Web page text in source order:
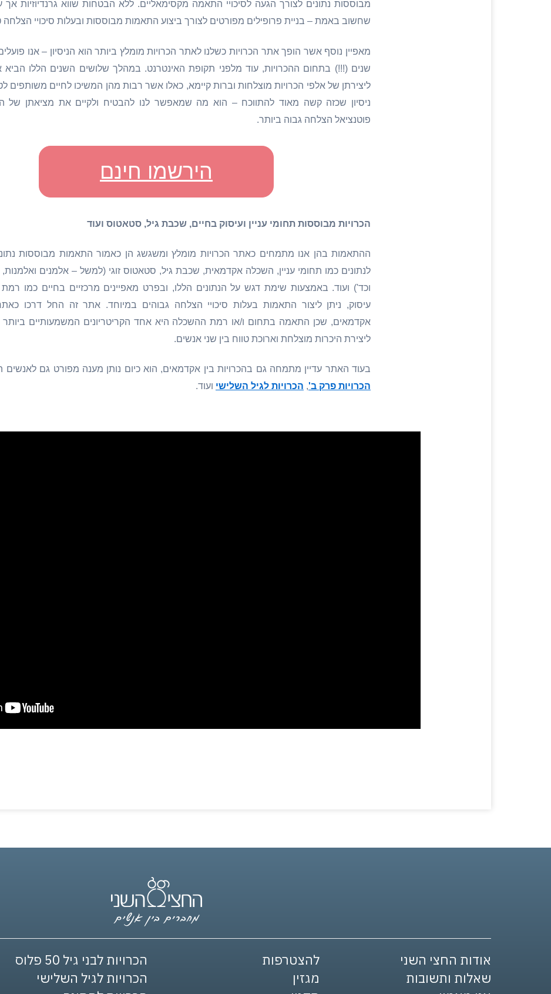
מבוססות נתונים לצורך הגעה לסיכויי התאמה מקסימאליים. ללא הבטחות שווא גרנדיוזיות
שחשוב באמת – בניית פרופילים מפורטים לצורך ביצוע התאמות מבוססות ובעלות סיכויי הצלחה
מאפיין נוסף אשר הופך אתר הכרויות כשלנו לאתר הכרויות מומלץ ביותר הוא הניסיון – אנו
שנים (!!!) בתחום ההכרויות, עוד מלפני תקופת האינטרנט. במהלך שלושים השנים הללו הביא
ליצירתן של אלפי הכרויות מוצלחות וברות קיימא, כאלו אשר רבות מהן המשיכו לחיים משותפים
ניסיון שכזה קשה מאוד להתווכח – הוא מה שמאפשר לנו להבטיח ולקיים את מציאתן של
פוטנציאל הצלחה גבוה ביותר.
הירשמו חינם
הכרויות מבוססות תחומי עניין ועיסוק בחיים, שכבת גיל, סטאטוס ועוד
ההתאמות בהן אנו מתמחים כאתר הכרויות מומלץ ומשגשג הן כאמור התאמות מבוססות
לנתונים כמו תחומי עניין, השכלה אקדמאית, שכבת גיל, סטאטוס זוגי (למשל – אלמנים ואלמנות,
וכד') ועוד. באמצעות שימת דגש על הנתונים הללו, ובפרט מאפיינים מרכזיים בחיים כמו
עיסוק, ניתן ליצור התאמות בעלות סיכויי הצלחה גבוהים במיוחד. אתר זה החל דרכו כאתר
אקדמאים, שכן התאמה בתחום ו/או רמת ההשכלה היא אחד הקריטריונים המשמעותיים ביותר
ליצירת היכרות מוצלחת וארוכת טווח בין שני אנשים.
בעוד האתר עדיין מתמחה גם בהכרויות בין אקדמאים, הוא כיום נותן מענה מפורט גם
הכרויות פרק ב', הכרויות לגיל השלישי ועוד.
הכרויות לבני גיל 50 פלוס
הכרויות לגיל השלישי
להצטרפות
מגזין
אודות החצי השני
שאלות ותשובות